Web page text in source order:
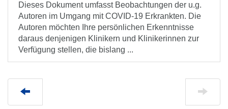
Dieses Dokument umfasst Beobachtungen der u.g.
Autoren im Umgang mit COVID-19 Erkrankten. Die
Autoren möchten Ihre persönlichen Erkenntnisse
daraus denjenigen Klinikern und Klinikerinnen zur
Verfügung stellen, die bislang ...